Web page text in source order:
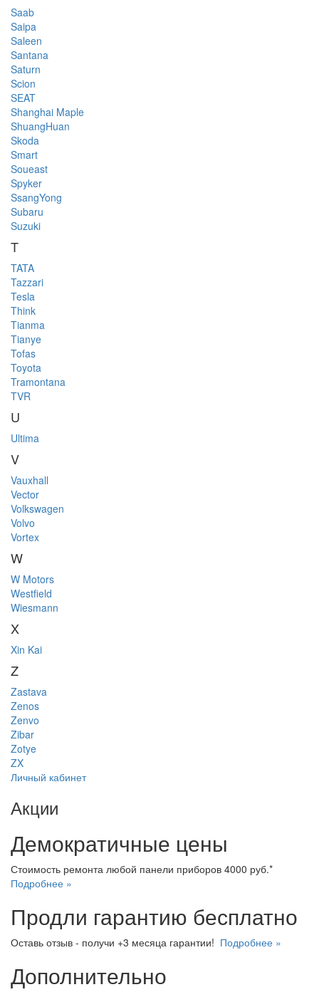
Saab
Saipa
Saleen
Santana
Saturn
Scion
SEAT
Shanghai Maple
ShuangHuan
Skoda
Smart
Soueast
Spyker
SsangYong
Subaru
Suzuki
T
TATA
Tazzari
Tesla
Think
Tianma
Tianye
Tofas
Toyota
Tramontana
TVR
U
Ultima
V
Vauxhall
Vector
Volkswagen
Volvo
Vortex
W
W Motors
Westfield
Wiesmann
X
Xin Kai
Z
Zastava
Zenos
Zenvo
Zibar
Zotye
ZX
Личный кабинет
Акции
Демократичные цены
Стоимость ремонта любой панели приборов 4000 руб.*
Подробнее »
Продли гарантию бесплатно
Оставь отзыв - получи +3 месяца гарантии! Подробнее »
Дополнительно